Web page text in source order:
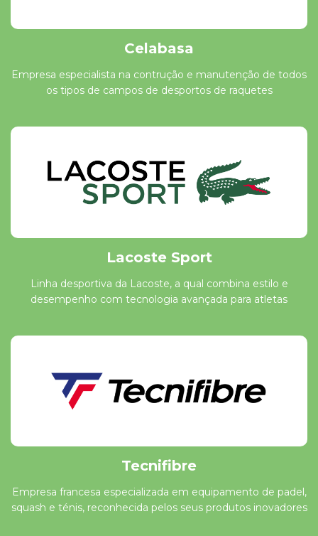
Celabasa
Empresa especialista na contrução e manutenção de todos
os tipos de campos de desportos de raquetes
Lacoste Sport
Linha desportiva da Lacoste, a qual combina estilo e
desempenho com tecnologia avançada para atletas
Tecnifibre
Empresa francesa especializada em equipamento de padel,
squash e ténis, reconhecida pelos seus produtos inovadores